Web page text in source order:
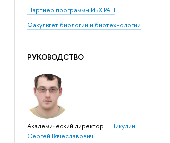
Партнер программы ИБХ РАН
Факультет биологии и биотехнологии
РУКОВОДСТВО
Академический директор– Никулин
Сергей Вячеславович